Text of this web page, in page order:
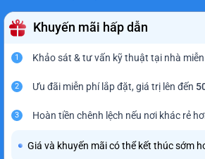
Khuyến mãi hấp dẫn
1 Khảo sát & tư vấn kỹ thuật tại nhà
2 Ưu đãi miễn phí lắp đặt, giá trị lên đến
3 Hoàn tiền chênh lệch nếu nơi khác rẻ
Giá và khuyến mãi có thể kết thúc sớm